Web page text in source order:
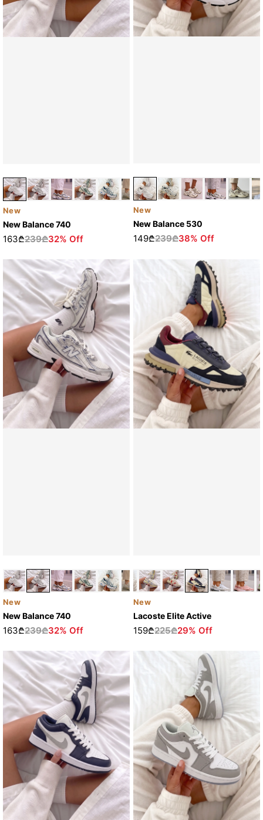
New
New Balance 740
163₾239₾32% Off
New
New Balance 530
149₾239₾38% Off
New
New Balance 740
163₾239₾32% Off
New
Lacoste Elite Active
159₾225₾29% Off